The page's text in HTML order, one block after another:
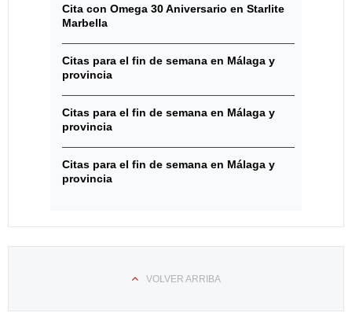
Cita con Omega 30 Aniversario en Starlite
Marbella
Citas para el fin de semana en Málaga y
provincia
Citas para el fin de semana en Málaga y
provincia
Citas para el fin de semana en Málaga y
provincia
VOLVER ARRIBA